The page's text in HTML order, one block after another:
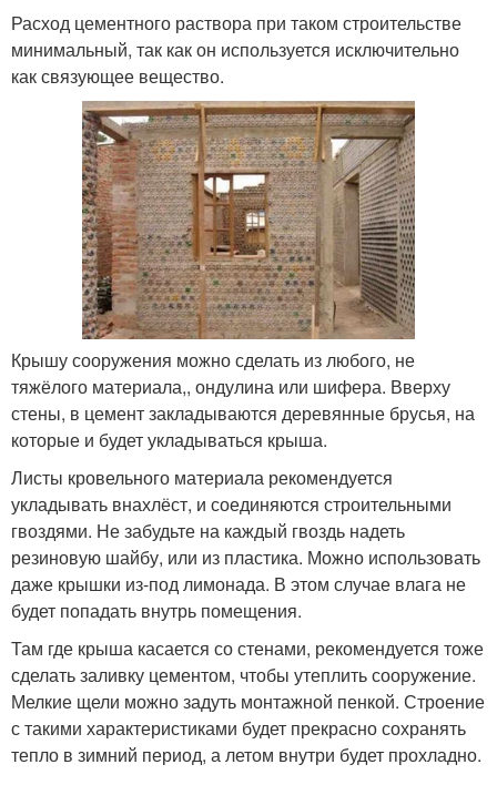
Расход цементного раствора при таком строительстве
минимальный, так как он используется исключительно
как связующее вещество.
Крышу сооружения можно сделать из любого, не
тяжёлого материала,, ондулина или шифера. Вверху
стены, в цемент закладываются деревянные брусья, на
которые и будет укладываться крыша.
Листы кровельного материала рекомендуется
укладывать внахлёст, и соединяются строительными
гвоздями. Не забудьте на каждый гвоздь надеть
резиновую шайбу, или из пластика. Можно использовать
даже крышки из-под лимонада. В этом случае влага не
будет попадать внутрь помещения.
Там где крыша касается со стенами, рекомендуется тоже
сделать заливку цементом, чтобы утеплить сооружение.
Мелкие щели можно задуть монтажной пенкой. Строение
с такими характеристиками будет прекрасно сохранять
тепло в зимний период, а летом внутри будет прохладно.